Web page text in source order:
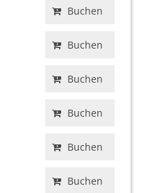
Buchen
Buchen
Buchen
Buchen
Buchen
Buchen